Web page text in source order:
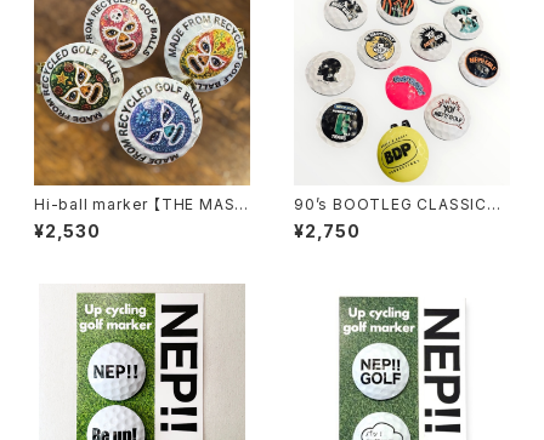
Hi-ball marker 【THE MAS
K】 全4種から選べる2個セット
¥2,530
90’s BOOTLEG CLASSICS
MARKER 選べる2個セット（キ
ャップホルダー付き）
¥2,750